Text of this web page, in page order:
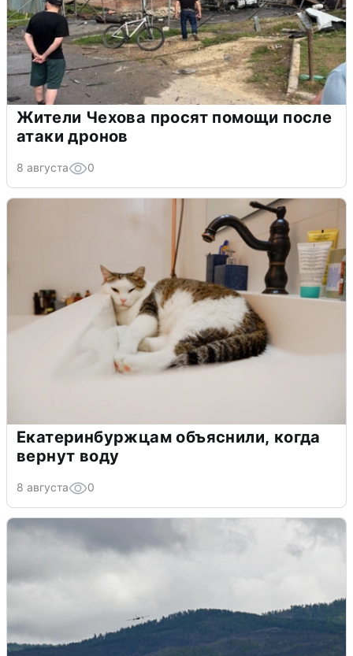
Жители Чехова просят помощи после
атаки дронов
8 августа 0
Екатеринбуржцам объяснили, когда
вернут воду
8 августа 0